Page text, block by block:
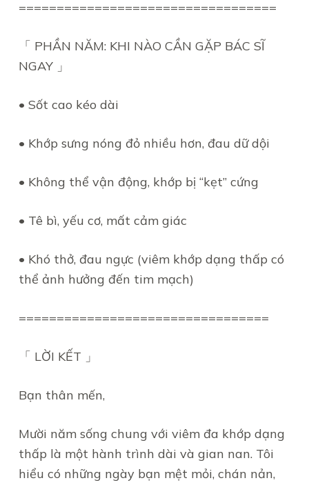
==================================
「 PHẦN NĂM: KHI NÀO CẦN GẶP BÁC SĨ
NGAY 」
• Sốt cao kéo dài
• Khớp sưng nóng đỏ nhiều hơn, đau dữ dội
• Không thể vận động, khớp bị “kẹt” cứng
• Tê bì, yếu cơ, mất cảm giác
• Khó thở, đau ngực (viêm khớp dạng thấp có
thể ảnh hưởng đến tim mạch)
=================================
「 LỜI KẾT 」
Bạn thân mến,
Mười năm sống chung với viêm đa khớp dạng
thấp là một hành trình dài và gian nan. Tôi
hiểu có những ngày bạn mệt mỏi, chán nản,